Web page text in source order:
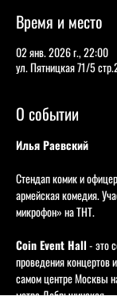
Время и место
02 янв. 2026 г., 22:00
ул. Пятницкая 71/5
О событии
Илья Раевский
Стендап комик и
армейская комедия.
микрофон» на ТНТ.
Coin Event Hall - это
проведения концертов
самом центре Москвы